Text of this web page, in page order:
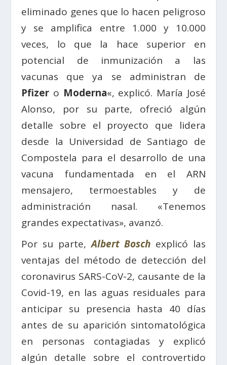
eliminado genes que lo hacen peligroso
y se amplifica entre 1.000 y 10.000
veces, lo que la hace superior en
potencial de inmunización a las
vacunas que ya se administran de
Pfizer o Moderna«, explicó. María José
Alonso, por su parte, ofreció algún
detalle sobre el proyecto que lidera
desde la Universidad de Santiago de
Compostela para el desarrollo de una
vacuna fundamentada en el ARN
mensajero, termoestables y de
administración nasal. «Tenemos
grandes expectativas», avanzó.
Por su parte,Albert Bosch explicó las
ventajas del método de detección del
coronavirus SARS-CoV-2, causante de la
Covid-19, en las aguas residuales para
anticipar su presencia hasta 40 días
antes de su aparición sintomatológica
en personas contagiadas y explicó
algún detalle sobre el controvertido